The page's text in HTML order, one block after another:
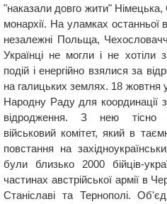
"наказали довго жити"
монархії. На уламках останньої
незалежні Польща,
Українці не могли і не хотіли
подій і енергійно взялися за
на галицьких землях. 18 жовтня
Народну Раду для координації
відродження. З нею тісно
військовий комітет, який в
повстання на
були близько 2000 бійців-
частинах австрійської армії в
Станіславі та Тернополі.